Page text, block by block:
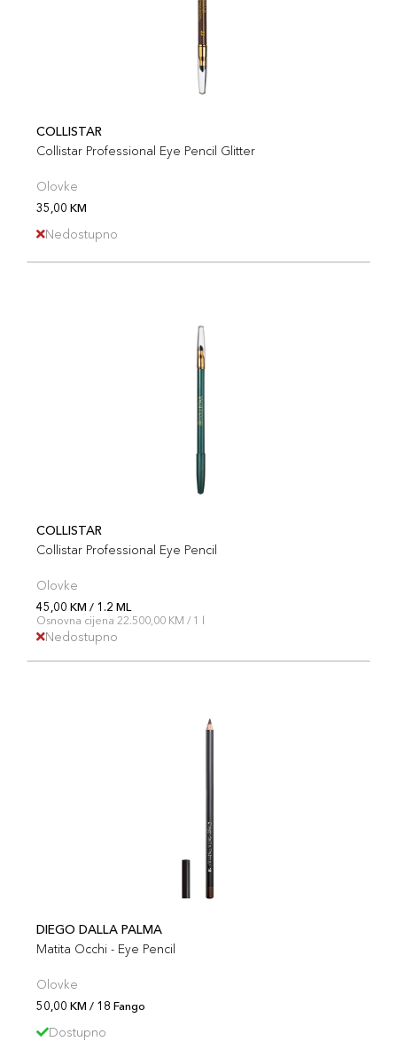
COLLISTAR
Collistar Professional Eye Pencil Glitter
Olovke
35,00 KM
Nedostupno
COLLISTAR
Collistar Professional Eye Pencil
Olovke
45,00 KM / 1.2 ML
Osnovna cijena 22.500,00 KM / 1 l
Nedostupno
DIEGO DALLA PALMA
Matita Occhi - Eye Pencil
Olovke
50,00 KM / 18 Fango
Dostupno